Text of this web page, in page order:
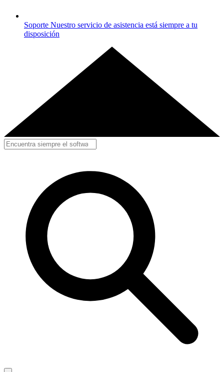
Soporte Nuestro servicio de asistencia está siempre a tu
disposición